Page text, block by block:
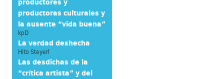
productoras culturales y
la ausente “vida buena”
kpD
La verdad deshecha
Hito Steyerl
Las desdichas de la
“crítica artista” y del